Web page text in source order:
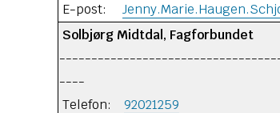
E-post:
Solbjørg Midtdal, Fagforbundet
----
Telefon: 92021259